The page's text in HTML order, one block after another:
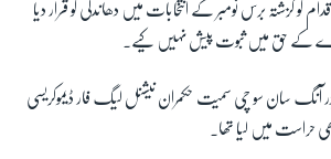
گزشتہ برس نومبر کے انتخابات میں دھاندلی کو قرار دیا
کے حق میں ثبوت پیش نہیں کیے۔
آنگ سان سو چی سمیت حکمران نیشنل لیگ فار ڈیموکریسی
حراست میں لیا تھا۔